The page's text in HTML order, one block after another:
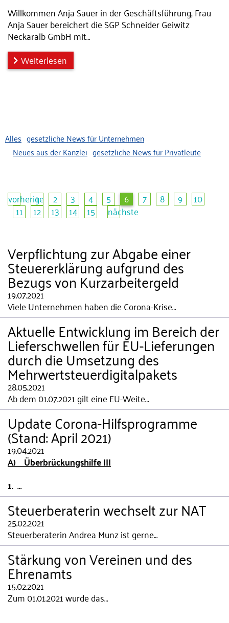
Willkommen Anja Sauer in der Geschäftsführung, Frau
Anja Sauer bereichert die SGP Schneider Geiwitz
Neckaralb GmbH mit…
Weiterlesen
Alles gesetzliche News für Unternehmen
Neues aus der Kanzlei gesetzliche News für Privatleute
vorherige
1 2 3 4 5 6 7 8 9 10
11 12 13 14 15 nächste
Verpflichtung zur Abgabe einer
Steuererklärung aufgrund des
Bezugs von Kurzarbeitergeld
19.07.2021
Viele Unternehmen haben die Corona-Krise…
Aktuelle Entwicklung im Bereich der
Lieferschwellen für EU-Lieferungen
durch die Umsetzung des
Mehrwertsteuerdigitalpakets
28.05.2021
Ab dem 01.07.2021 gilt eine EU-Weite…
Update Corona-Hilfsprogramme
(Stand: April 2021)
19.04.2021
A) Überbrückungshilfe III
1. …
Steuerberaterin wechselt zur NAT
25.02.2021
Steuerberaterin Andrea Munz ist gerne…
Stärkung von Vereinen und des
Ehrenamts
15.02.2021
Zum 01.01.2021 wurde das…